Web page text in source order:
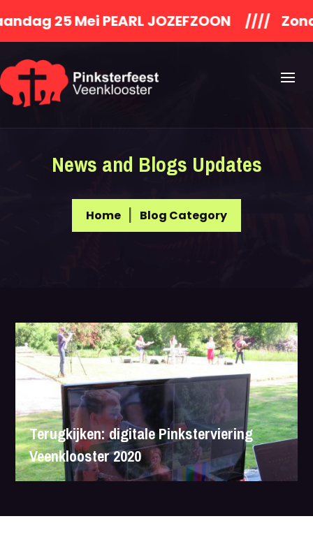
25 Mei PEARL JOZEFZOON ////
News and Blogs Updates
Home Blog Category
Terugkijken: digitale Pinksterviering
Veenklooster 2020